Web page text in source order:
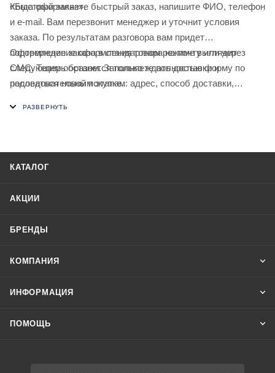
«Быстрый заказ».
Когда оформляете быстрый заказ, напишите ФИО, телефон
и e-mail. Вам перезвонит менеджер и уточнит условия
заказа. По результатам разговора вам придет
подтверждение оформления товара на почту или через
СМС. Теперь останется только ждать доставки и
радоваться новой покупке.
Оформление заказа в стандартном режиме выглядит
следующим образом. Заполняете полностью форму по
последовательным этапам: адрес, способ доставки,
КАТАЛОГ
АКЦИИ
БРЕНДЫ
КОМПАНИЯ
ИНФОРМАЦИЯ
ПОМОЩЬ